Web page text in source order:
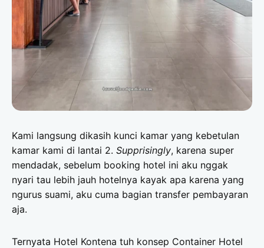
Kami langsung dikasih kunci kamar yang kebetulan
kamar kami di lantai 2. Supprisingly, karena super
mendadak, sebelum booking hotel ini aku nggak
nyari tau lebih jauh hotelnya kayak apa karena yang
ngurus suami, aku cuma bagian transfer pembayaran
aja.
Ternyata Hotel Kontena tuh konsep Container Hotel